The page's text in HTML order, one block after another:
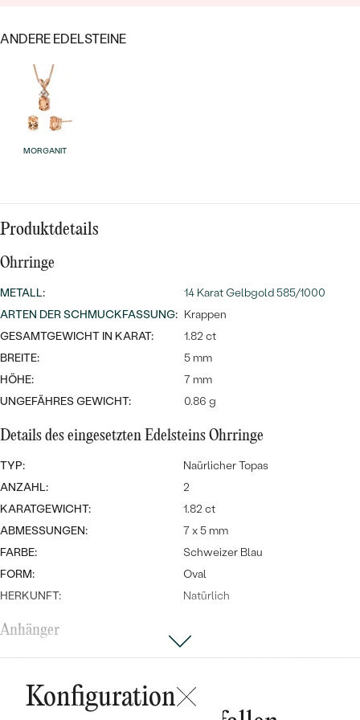
Meistverkaufte
MIT EDELSTEIN
NACH MATERIAL
GOLD
SILBER
Wave Kollektion
ANSEHEN
EDELSTEINSCHMUCK
SCHMUCK MIT LAB GROWN
DIAMANTEN
PERLENSCHMUCK
PERSONALISIERT
SYMBOLISCH
MINIMALISTISCH
NACH ANLASS
NACH DER FARBE
NACH DER FORM
MASSGEFERTIGTER
DIAMANTEN
Meistverkaufte
Ohrrinnge
PREISWERTE
LUXURIÖSE
Personalisierte
Halsketten
ANSEHEN
LUXURIÖSE
Meistverkaufte
Ringe
ANSEHEN
ANDERE EDELSTEINE
MORGANIT
Produktdetails
Ohrringe
METALL:
14 Karat Gelbgold 585/1000
ARTEN DER SCHMUCKFASSUNG: Krappen
GESAMTGEWICHT IN KARAT:
1.82 ct
BREITE:
5 mm
HÖHE:
7 mm
UNGEFÄHRES GEWICHT:
0.86 g
Details des eingesetzten Edelsteins Ohrringe
TYP:
Naürlicher Topas
ANZAHL:
2
KARATGEWICHT:
1.82 ct
ABMESSUNGEN:
7 x 5 mm
FARBE:
Schweizer Blau
FORM:
Oval
HERKUNFT:
Natürlich
Anhänger
METALL:
14 Karat Gelbgold 585/1000
EDELSTEIN:
ARTEN DER SCHMUCKFASSUNG:
Konfiguration